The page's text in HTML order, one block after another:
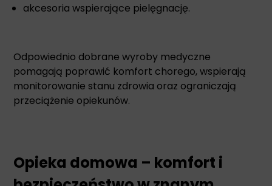
akcesoria wspierające pielęgnację.
Odpowiednio dobrane wyroby medyczne
pomagają poprawić komfort chorego, wspierają
monitorowanie stanu zdrowia oraz ograniczają
przeciążenie opiekunów.
Opieka domowa – komfort i